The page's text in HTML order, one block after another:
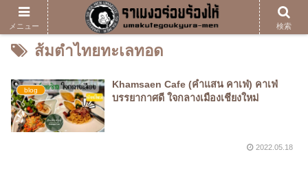
ส้มตำไทยทะเลทอด
blog
Khamsaen Cafe (คำแสน คาเฟ่) คาเฟ่
บรรยากาศดี ใจกลางเมืองเชียงใหม่
2022.05.18
メニュー 検索